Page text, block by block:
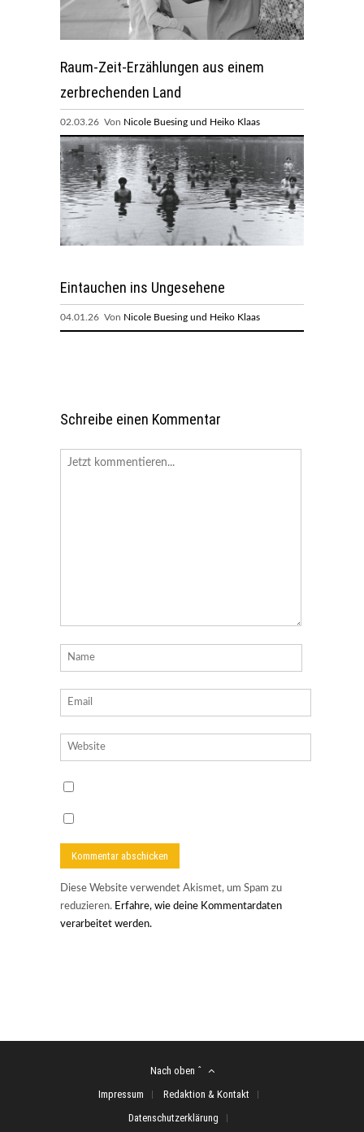
Raum-Zeit-Erzählungen aus einem
zerbrechenden Land
02.03.26 Von Nicole Buesing und Heiko Klaas
Eintauchen ins Ungesehene
04.01.26 Von Nicole Buesing und Heiko Klaas
Schreibe einen Kommentar
Diese Website verwendet Akismet, um Spam zu
reduzieren. Erfahre, wie deine Kommentardaten
verarbeitet werden.
Nach oben ˆ
Impressum
Redaktion & Kontakt
Datenschutzerklärung